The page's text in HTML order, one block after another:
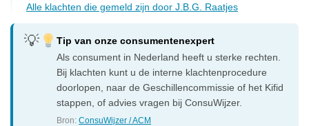
Alle klachten die gemeld zijn door J.B.G. Raatjes
Tip van onze consumentenexpert
Als consument in Nederland heeft u sterke rechten.
Bij klachten kunt u de interne klachtenprocedure
doorlopen, naar de Geschillencommissie of het Kifid
stappen, of advies vragen bij ConsuWijzer.
Bron:ConsuWijzer / ACM